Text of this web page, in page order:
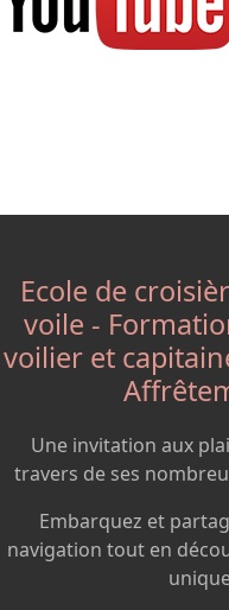
Ecole de
voile -
voilier et
Une invitation aux
travers de ses
Embarquez et
navigation tout en